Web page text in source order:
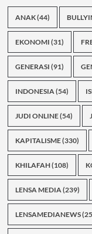
ANAK(44)
EKONOMI (31)
GENERASI (91)
INDONESIA(54)
JUDI ONLINE(54)
KAPITALISME(330)
KHILAFAH(108)
LENSA MEDIA(239)
LENSAMEDIANEWS